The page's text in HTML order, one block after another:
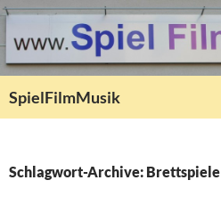
SpielFilmMusik
Schlagwort-Archive: Brettspiele